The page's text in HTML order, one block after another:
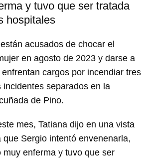
y tuvo que ser tratada
hospitales
acusados de chocar el
en agosto de 2023 y darse a
enfrentan cargos por incendiar tres
separados en la
de Pino.
mes, Tatiana dijo en una vista
que Sergio intentó envenenarla,
muy enferma y tuvo que ser